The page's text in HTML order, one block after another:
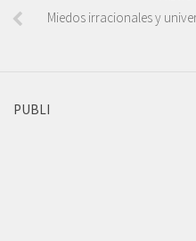
Miedos irracionales y
PUBLI